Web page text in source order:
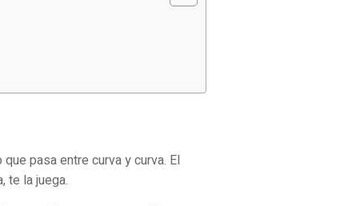
pasa entre curva y curva. El
te la juega.